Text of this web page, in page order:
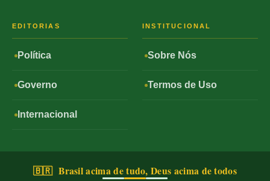
EDITORIAS
Política
Governo
Internacional
INSTITUCIONAL
Sobre Nós
Termos de Uso
🇧🇷 Brasil acima de tudo, Deus acima de todos